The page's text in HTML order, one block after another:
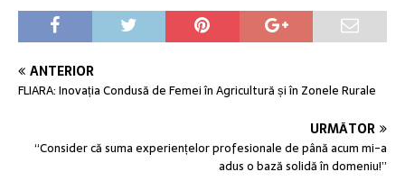
ANTERIOR
FLIARA: Inovația Condusă de Femei în Agricultură și în Zonele Rurale
URMĂTOR
“Consider că suma experiențelor profesionale de până acum mi-a
adus o bază solidă în domeniu!”